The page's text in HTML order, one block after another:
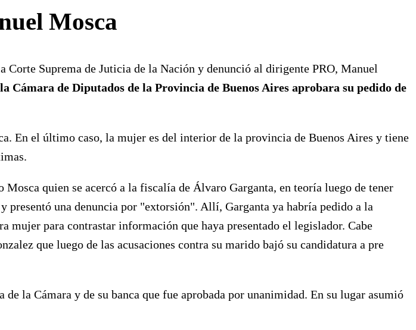
Mosca
Suprema de Juticia de la Nación y denunció al dirigente PRO, Manuel
Cámara de Diputados de la Provincia de Buenos Aires aprobara su pedido de
En el último caso, la mujer es del interior de la provincia de Buenos Aires y tiene
quien se acercó a la fiscalía de Álvaro Garganta, en teoría luego de tener
presentó una denuncia por "extorsión". Allí, Garganta ya habría pedido a la
mujer para contrastar información que haya presentado el legislador. Cabe
que luego de las acusaciones contra su marido bajó su candidatura a pre
la Cámara y de su banca que fue aprobada por unanimidad. En su lugar asumió